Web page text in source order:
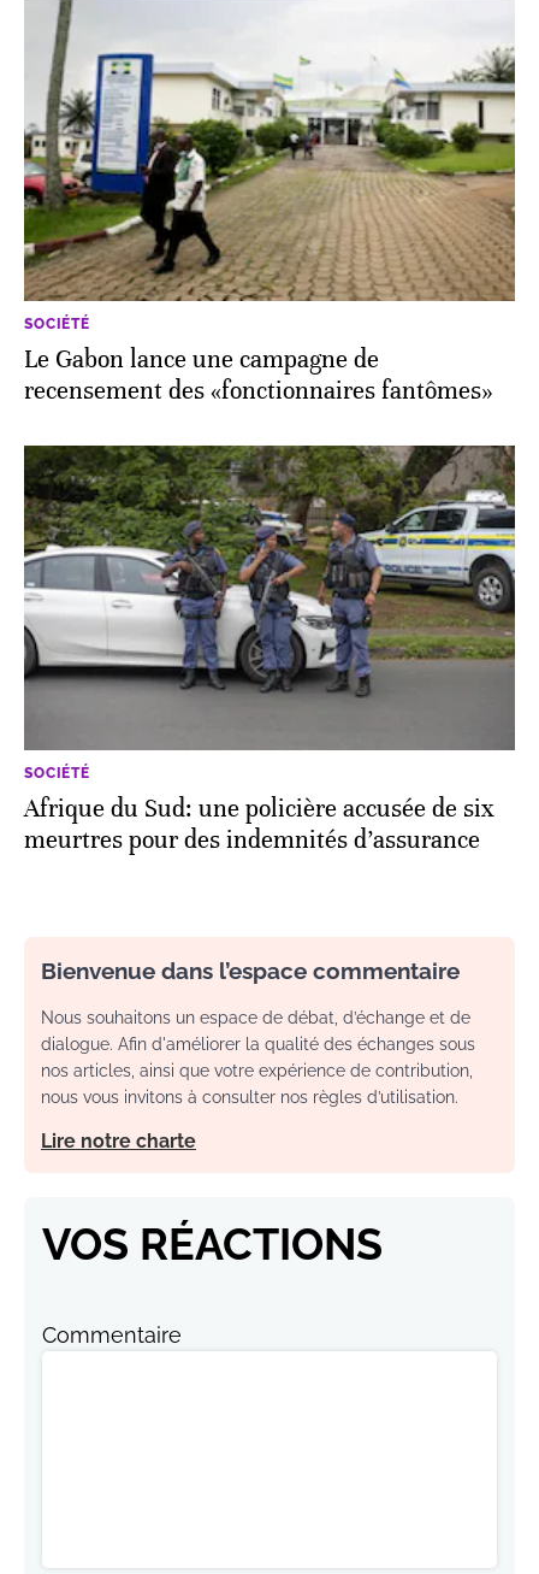
SOCIÉTÉ
Le Gabon lance une campagne de
recensement des «fonctionnaires fantômes»
SOCIÉTÉ
Afrique du Sud: une policière accusée de six
meurtres pour des indemnités d’assurance
Bienvenue dans l’espace commentaire
Nous souhaitons un espace de débat, d’échange et de
dialogue. Afin d'améliorer la qualité des échanges sous
nos articles, ainsi que votre expérience de contribution,
nous vous invitons à consulter nos règles d’utilisation.
Lire notre charte
VOS RÉACTIONS
Commentaire